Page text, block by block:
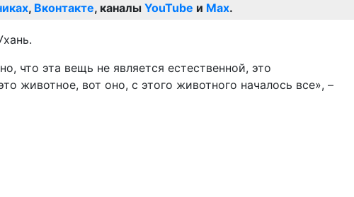
, Вконтакте, каналы YouTube и Max.
что эта вещь не является естественной, это
животное, вот оно, с этого животного началось все», –